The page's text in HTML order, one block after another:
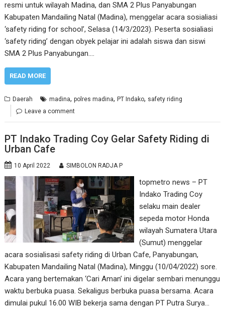
resmi untuk wilayah Madina, dan SMA 2 Plus Panyabungan
Kabupaten Mandailing Natal (Madina), menggelar acara sosialiasi
‘safety riding for school’, Selasa (14/3/2023). Peserta sosialiasi
‘safety riding’ dengan obyek pelajar ini adalah siswa dan siswi
SMA 2 Plus Panyabungan.…
READ MORE
Daerah madina,polres madina,PT Indako, safety riding
Leave a comment
PT Indako Trading Coy Gelar Safety Riding di
Urban Cafe
10 April 2022 SIMBOLON RADJA P
topmetro news – PT
Indako Trading Coy
selaku main dealer
sepeda motor Honda
wilayah Sumatera Utara
(Sumut) menggelar
acara sosialisasi safety riding di Urban Cafe, Panyabungan,
Kabupaten Mandailing Natal (Madina), Minggu (10/04/2022) sore.
Acara yang bertemakan ‘Cari Aman’ ini digelar sembari menunggu
waktu berbuka puasa. Sekaligus berbuka puasa bersama. Acara
dimulai pukul 16.00 WIB bekerja sama dengan PT Putra Surya…